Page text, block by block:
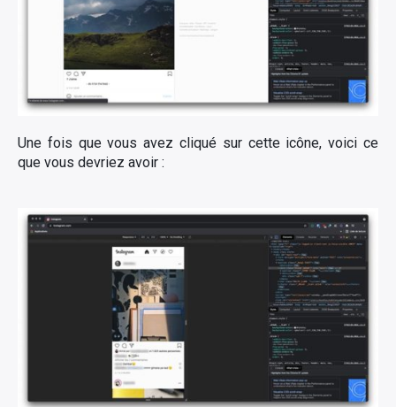
Une fois que vous avez cliqué sur cette icône, voici ce
que vous devriez avoir :